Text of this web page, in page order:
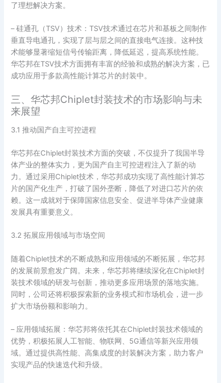
了理想解决方案。
– 硅通孔（TSV）技术：TSV技术通过在芯片和基板之间制作
垂直导电通孔，实现了层与层之间的直接电气连接。这种技
术能够显著缩短信号传输距离，降低延迟，提高系统性能。
华芯邦在TSV技术方面拥有丰富的经验和成熟的解决方案，已
成功应用于多款高性能计算芯片的封装中。
三、华芯邦Chiplet封装技术的市场影响与未
来展望
3.1 推动国产自主可控进程
华芯邦在Chiplet封装技术方面的突破，不仅提升了我国半导
体产业的整体实力，更为国产自主可控进程注入了新的动
力。通过采用Chiplet技术，华芯邦成功实现了高性能计算芯
片的国产化生产，打破了国外垄断，降低了对进口芯片的依
赖。这一成就对于保障国家信息安全、促进半导体产业健康
发展具有重要意义。
3.2 拓展应用领域与市场空间
随着Chiplet技术的不断成熟和应用领域的不断拓展，华芯邦
的发展前景愈发广阔。未来，华芯邦将继续深化在Chiplet封
装技术领域的研发与创新，推动更多应用场景的落地实施。
同时，公司还将积极探索新的业务模式和市场机会，进一步
扩大市场份额和影响力。
– 应用领域拓展：华芯邦将依托其在Chiplet封装技术领域的
优势，积极拓展人工智能、物联网、5G通信等新兴应用领
域。通过提供高性能、高集成度的封装解决方案，助力客户
实现产品的快速迭代和升级。